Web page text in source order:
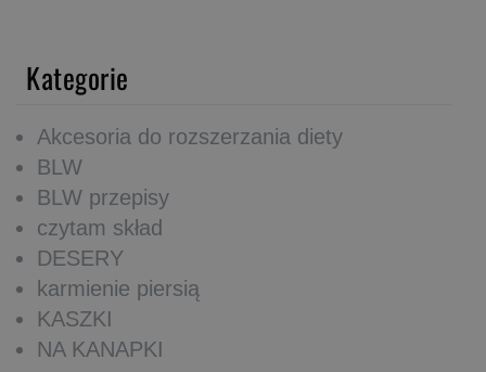
Kategorie
Akcesoria do rozszerzania diety
BLW
BLW przepisy
czytam skład
DESERY
karmienie piersią
KASZKI
NA KANAPKI